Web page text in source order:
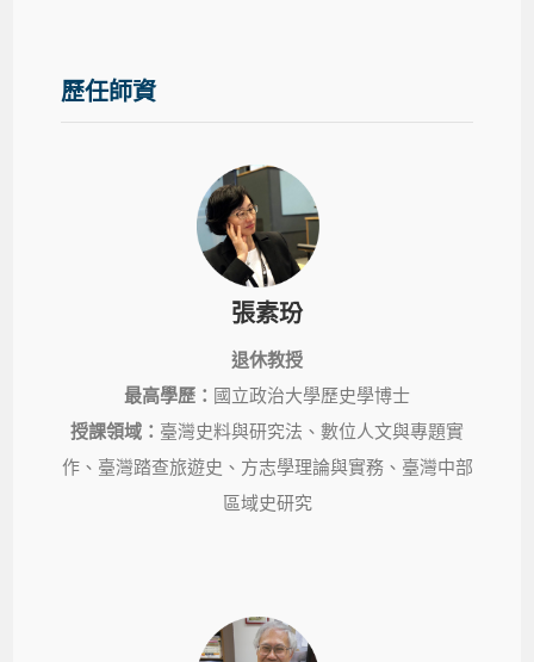
歷任師資
張素玢
退休教授
最高學歷： 國立政治大學歷史學博士
授課領域： 臺灣史料與研究法、數位人文與專題實
作、臺灣踏查旅遊史、方志學理論與實務、臺灣中部
區域史研究